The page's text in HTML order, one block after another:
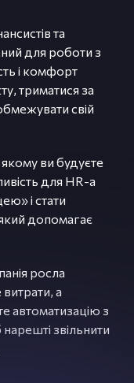
та
для роботи з
і комфорт
триматися за
свій
ви будуєте
для HR-а
і стати
допомагає
росла
а
автоматизацію з
звільнити